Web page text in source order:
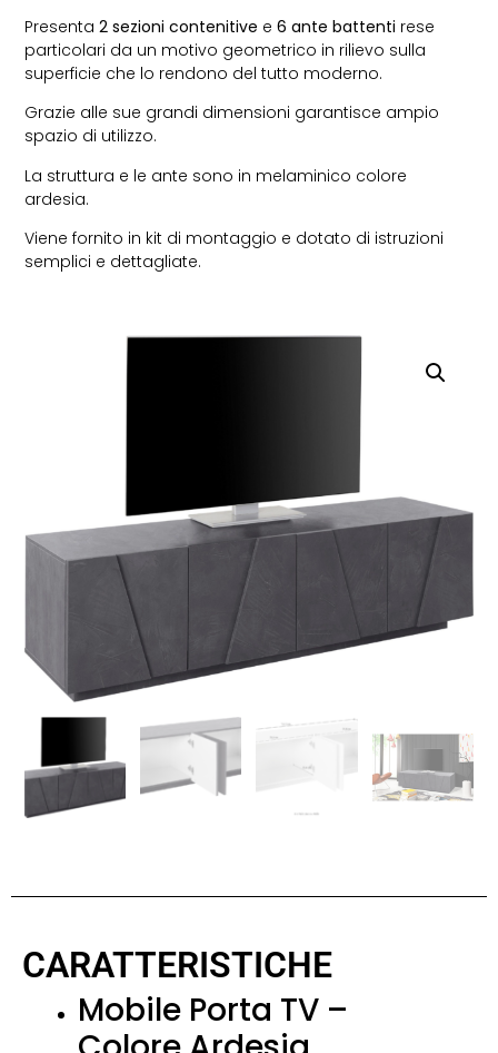
Presenta 2 sezioni contenitive e6 ante battenti rese
particolari da un motivo geometrico in rilievo sulla
superficie che lo rendono del tutto moderno.
Grazie alle sue grandi dimensioni garantisce ampio
spazio di utilizzo.
La struttura e le ante sono in melaminico colore
ardesia.
Viene fornito in kit di montaggio e dotato di istruzioni
semplici e dettagliate.
CARATTERISTICHE
Mobile Porta TV –